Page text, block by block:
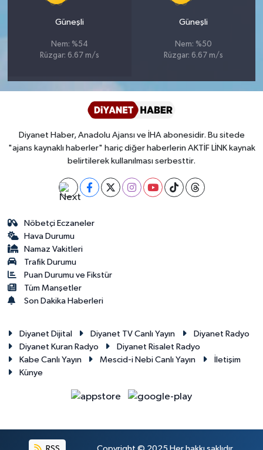
Güneşli
Nem: %54
Rüzgar: 6.67 m/s
Güneşli
Nem: %50
Rüzgar: 6.67 m/s
Diyanet Haber, Anadolu Ajansı ve İHA abonesidir. Bu sitede
"ajans kaynaklı haberler" hariç diğer haberlerin AKTİF LİNK kaynak
belirtilerek kullanılması serbesttir.
Nöbetçi Eczaneler
Hava Durumu
Namaz Vakitleri
Trafik Durumu
Puan Durumu ve Fikstür
Tüm Manşetler
Son Dakika Haberleri
Diyanet Dijital Diyanet TV Canlı Yayın
Diyanet Radyo
Diyanet Kuran Radyo
Diyanet Risalet Radyo
Kabe Canlı Yayın
Mescid-i Nebi Canlı Yayın
İletişim
Künye
Elazığ Müftülüğü
Erzincan Müftülüğü
Eskişehir Müftülüğü
Gaziantep Müftülüğü
Giresun Müftülüğü
Gümüşhane Müftülüğü
Hakkari Müftülüğü
Hatay Müftülüğü
Iğdır Müftülüğü
İstanbul Müftülüğü
İzmir Müftülüğü